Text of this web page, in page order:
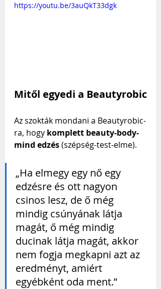
https://youtu.be/3auQkT33dgk
Mitől egyedi a Beautyrobic
Az szokták mondani a Beautyrobic-
ra, hogy komplett beauty-body-
mind edzés (szépség-test-elme).
„Ha elmegy egy nő egy
edzésre és ott nagyon
csinos lesz, de ő még
mindig csúnyának látja
magát, ő még mindig
ducinak látja magát, akkor
nem fogja megkapni azt az
eredményt, amiért
egyébként oda ment.”